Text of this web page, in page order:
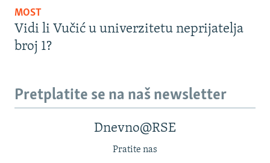
MOST
Vidi li Vučić u univerzitetu neprijatelja
broj 1?
Pretplatite se na naš newsletter
Dnevno@RSE
Pratite nas